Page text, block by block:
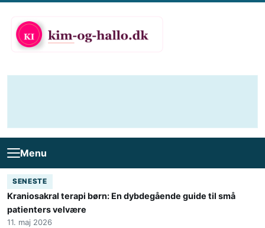
Menu
SENESTE
Kraniosakral terapi børn: En dybdegående guide til små
patienters velvære
11. maj 2026